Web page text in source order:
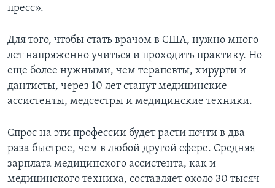
пресс».
Для того, чтобы стать врачом в США, нужно много
лет напряженно учиться и проходить практику. Но
еще более нужными, чем терапевты, хирурги и
дантисты, через 10 лет станут медицинские
ассистенты, медсестры и медицинские техники.
Спрос на эти профессии будет расти почти в два
раза быстрее, чем в любой другой сфере. Средняя
зарплата медицинского ассистента, как и
медицинского техника, составляет около 30 тысяч